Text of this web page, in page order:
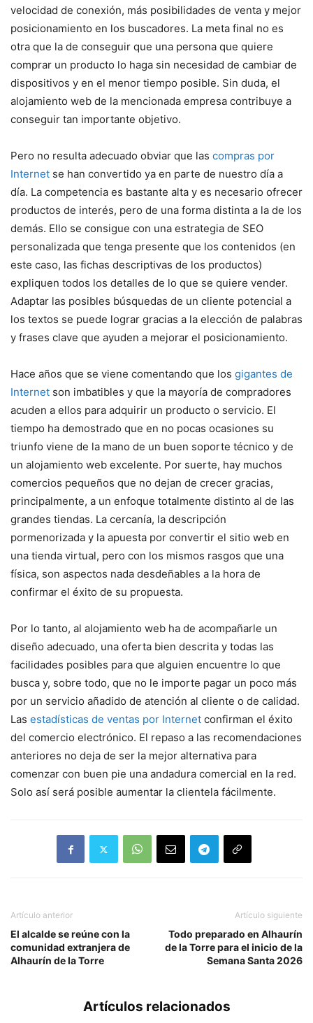
velocidad de conexión, más posibilidades de venta y mejor
posicionamiento en los buscadores. La meta final no es
otra que la de conseguir que una persona que quiere
comprar un producto lo haga sin necesidad de cambiar de
dispositivos y en el menor tiempo posible. Sin duda, el
alojamiento web de la mencionada empresa contribuye a
conseguir tan importante objetivo.
Pero no resulta adecuado obviar que las compras por
Internet se han convertido ya en parte de nuestro día a
día. La competencia es bastante alta y es necesario ofrecer
productos de interés, pero de una forma distinta a la de los
demás. Ello se consigue con una estrategia de SEO
personalizada que tenga presente que los contenidos (en
este caso, las fichas descriptivas de los productos)
expliquen todos los detalles de lo que se quiere vender.
Adaptar las posibles búsquedas de un cliente potencial a
los textos se puede lograr gracias a la elección de palabras
y frases clave que ayuden a mejorar el posicionamiento.
Hace años que se viene comentando que los gigantes de
Internet son imbatibles y que la mayoría de compradores
acuden a ellos para adquirir un producto o servicio. El
tiempo ha demostrado que en no pocas ocasiones su
triunfo viene de la mano de un buen soporte técnico y de
un alojamiento web excelente. Por suerte, hay muchos
comercios pequeños que no dejan de crecer gracias,
principalmente, a un enfoque totalmente distinto al de las
grandes tiendas. La cercanía, la descripción
pormenorizada y la apuesta por convertir el sitio web en
una tienda virtual, pero con los mismos rasgos que una
física, son aspectos nada desdeñables a la hora de
confirmar el éxito de su propuesta.
Por lo tanto, al alojamiento web ha de acompañarle un
diseño adecuado, una oferta bien descrita y todas las
facilidades posibles para que alguien encuentre lo que
busca y, sobre todo, que no le importe pagar un poco más
por un servicio añadido de atención al cliente o de calidad.
Las estadísticas de ventas por Internet confirman el éxito
del comercio electrónico. El repaso a las recomendaciones
anteriores no deja de ser la mejor alternativa para
comenzar con buen pie una andadura comercial en la red.
Solo así será posible aumentar la clientela fácilmente.
Artículo anterior
El alcalde se reúne con la
comunidad extranjera de
Alhaurín de la Torre
Artículo siguiente
Todo preparado en Alhaurín
de la Torre para el inicio de la
Semana Santa 2026
Artículos relacionados